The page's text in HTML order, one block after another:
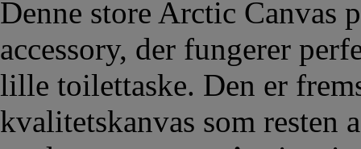
Denne store Arctic Canvas
accessory, der fungerer
lille toilettaske. Den er
kvalitetskanvas som resten